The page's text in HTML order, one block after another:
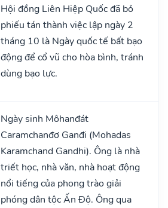
Hội đồng Liên Hiệp Quốc đã bỏ
phiếu tán thành việc lập ngày 2
tháng 10 là Ngày quốc tế bất bạo
động để cổ vũ cho hòa bình, tránh
dùng bạo lực.
Ngày sinh Môhanđát
Caramchanđơ Ganđi (Mohadas
Karamchand Gandhi). Ông là nhà
triết học, nhà văn, nhà hoạt động
nổi tiếng của phong trào giải
phóng dân tộc Ấn Độ. Ông qua